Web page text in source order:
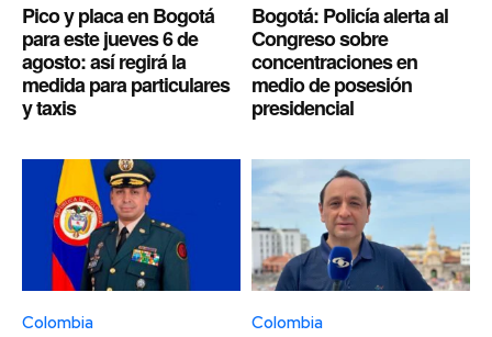
Pico y placa en Bogotá
para este jueves 6 de
agosto: así regirá la
medida para particulares
y taxis
Bogotá: Policía alerta al
Congreso sobre
concentraciones en
medio de posesión
presidencial
Colombia Colombia